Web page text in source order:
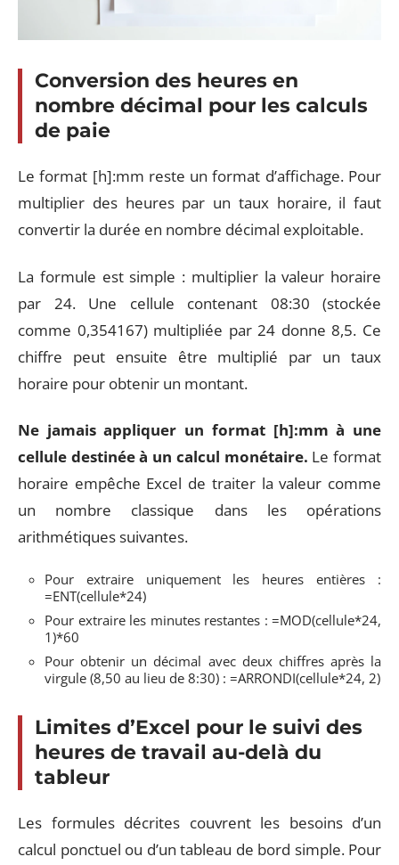
Conversion des heures en
nombre décimal pour les calculs
de paie
Le format [h]:mm reste un format d’affichage. Pour
multiplier des heures par un taux horaire, il faut
convertir la durée en nombre décimal exploitable.
La formule est simple : multiplier la valeur horaire
par 24. Une cellule contenant 08:30 (stockée
comme 0,354167) multipliée par 24 donne 8,5. Ce
chiffre peut ensuite être multiplié par un taux
horaire pour obtenir un montant.
Ne jamais appliquer un format [h]:mm à une
cellule destinée à un calcul monétaire. Le format
horaire empêche Excel de traiter la valeur comme
un nombre classique dans les opérations
arithmétiques suivantes.
Pour extraire uniquement les heures entières :
=ENT(cellule*24)
Pour extraire les minutes restantes : =MOD(cellule*24,
1)*60
Pour obtenir un décimal avec deux chiffres après la
virgule (8,50 au lieu de 8:30) : =ARRONDI(cellule*24, 2)
Limites d’Excel pour le suivi des
heures de travail au-delà du
tableur
Les formules décrites couvrent les besoins d’un
calcul ponctuel ou d’un tableau de bord simple. Pour